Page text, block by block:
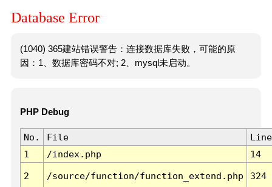
Database Error
(1040) 365建站错误警告：连接数据库失败，可能的原
因：1、数据库密码不对; 2、mysql未启动。
PHP Debug
No. File
Line
1
/index.php 14
2 /source/function/function_extend.php 324